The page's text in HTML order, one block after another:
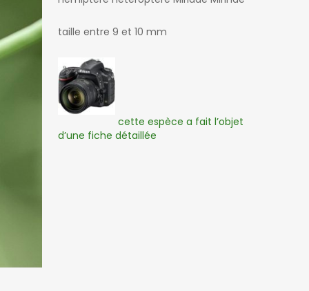
taille entre 9 et 10 mm
cette espèce a fait l’objet
d’une fiche détaillée